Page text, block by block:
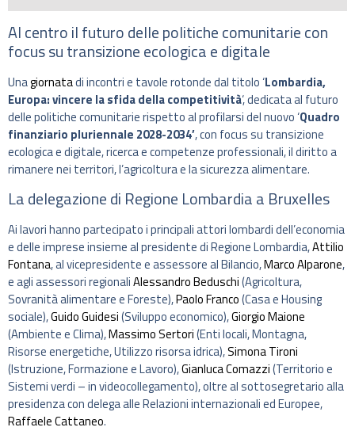
Al centro il futuro delle politiche comunitarie con
focus su transizione ecologica e digitale
Unagiornatadi incontri e tavole rotonde dal titolo ‘Lombardia,
Europa: vincere la sfida della competitività‘, dedicata al futuro
delle politiche comunitarie rispetto al profilarsi del nuovo ‘Quadro
finanziario pluriennale 2028-2034′, con focus su transizione
ecologica e digitale, ricerca e competenze professionali, il diritto a
rimanere nei territori, l’agricoltura e la sicurezza alimentare.
La delegazione di Regione Lombardia a Bruxelles
Ai lavori hanno partecipato i principali attori lombardi dell’economia
e delle imprese insieme al presidente di Regione Lombardia,Attilio
Fontana, al vicepresidente e assessore al Bilancio,Marco Alparone,
e agli assessori regionaliAlessandro Beduschi(Agricoltura,
Sovranità alimentare e Foreste),Paolo Franco(Casa e Housing
sociale),Guido Guidesi(Sviluppo economico),Giorgio Maione
(Ambiente e Clima),Massimo Sertori(Enti locali, Montagna,
Risorse energetiche, Utilizzo risorsa idrica),Simona Tironi
(Istruzione, Formazione e Lavoro),Gianluca Comazzi(Territorio e
Sistemi verdi – in videocollegamento), oltre al sottosegretario alla
presidenza con delega alle Relazioni internazionali ed Europee,
Raffaele Cattaneo.